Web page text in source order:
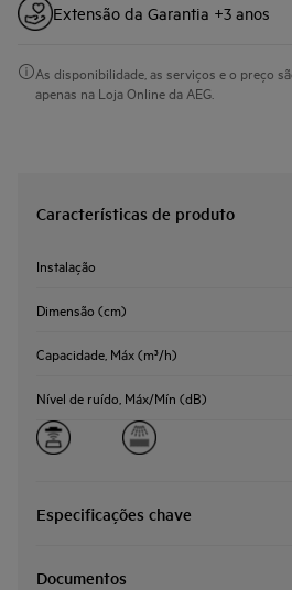
Extensão da Garantia +3 anos
As disponibilidade, as serviços e o preço
apenas na Loja Online da AEG.
Características de produto
Instalação
Dimensão (cm)
Capacidade, Máx (m³/h)
Nível de ruído, Máx/Mín (dB)
Especificações chave
Documentos